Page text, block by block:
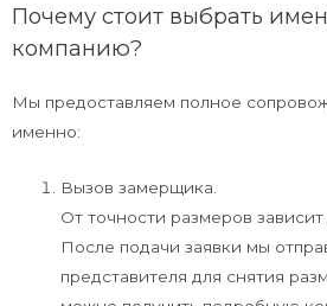
Почему стоит выбрать
компанию?
Мы предоставляем полное
именно:
Вызов замерщика.
От точности размеров
После подачи заявки мы
представителя для снятия